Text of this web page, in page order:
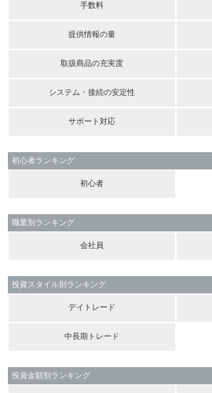
手数料
提供情報の量
取扱商品の充実度
システム・接続の安定性
サポート対応
初心者ランキング
初心者
職業別ランキング
会社員
投資スタイル別ランキング
デイトレード
中長期トレード
投資金額別ランキング